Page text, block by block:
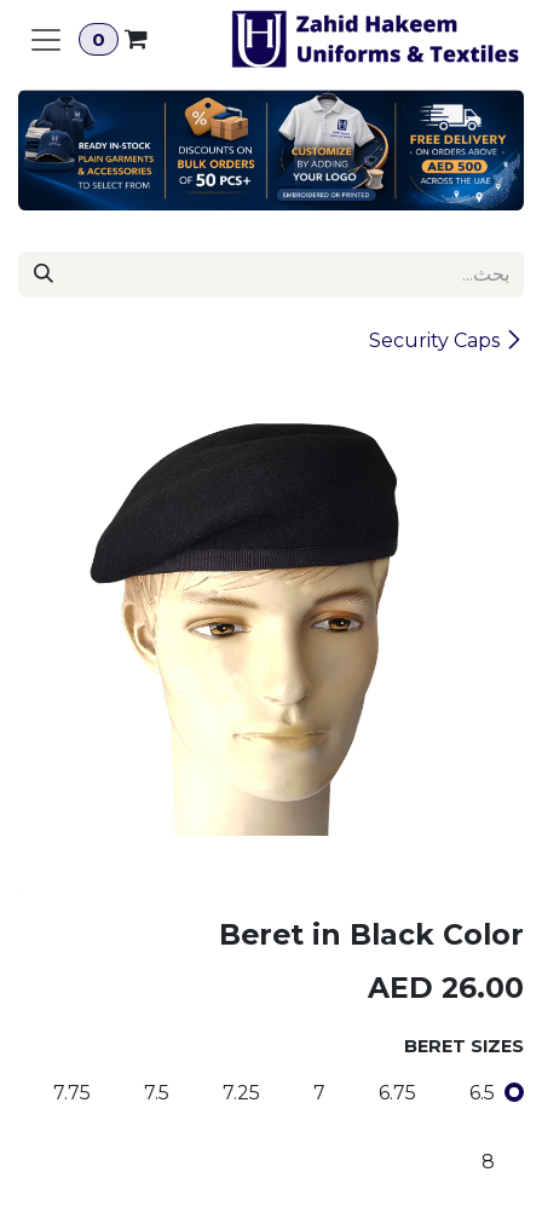
تخطي للذهاب إلى المحتوى
0
Security Caps
Beret in Black Color
26.00
BERET SIZES
6.5
6.75
7
7.25
7.5
7.75
8